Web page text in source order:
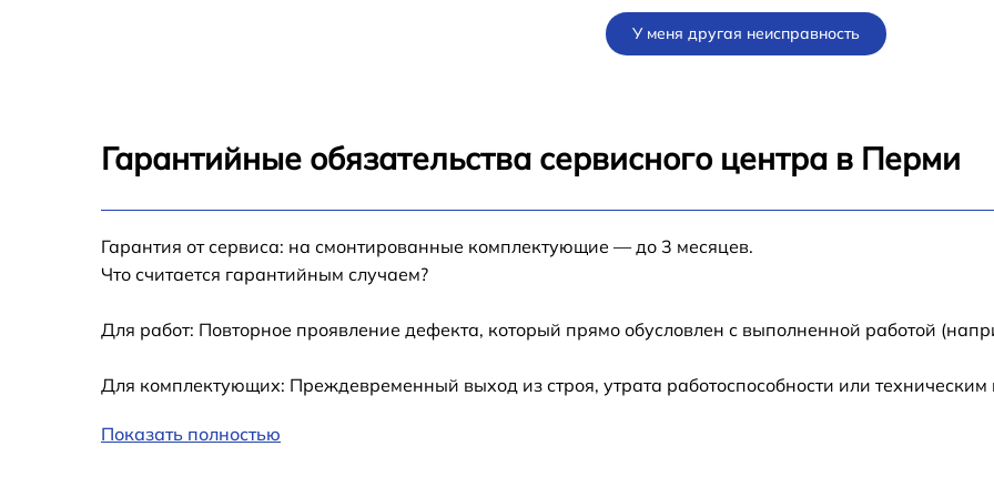
Замена блока питания Cinema Display 30 от 60 мин
Профилактическая чистка Cinema Display 30 от 60 мин
Замена процессора Cinema Display 30
У меня другая неисправность
Гарантийные обязательства сервисного центра в Перми
Гарантия от сервиса: на смонтированные комплектующие — до 3 месяцев.
Что считается гарантийным случаем?
Для работ: Повторное проявление дефекта, который прямо обусловлен с выполненной работой
Для комплектующих: Преждевременный выход из строя, утрата работоспособности или
Показать полностью